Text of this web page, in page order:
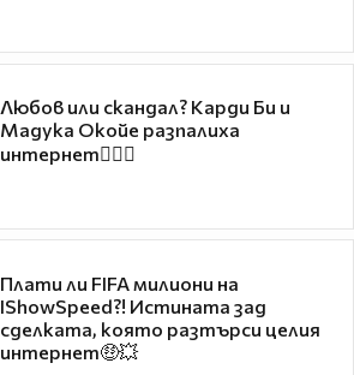
Любов или скандал? Карди Би и
Мадука Окойе разпалиха
интернет❤️‍🔥🔥
Плати ли FIFA милиони на
IShowSpeed?! Истината зад
сделката, която разтърси целия
интернет🤑💥